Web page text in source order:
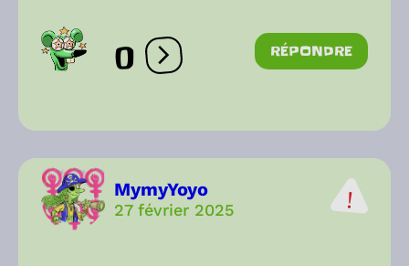
0 Ouvrir les réactions
RÉPONDRE
MymyYoyo
27 février 2025